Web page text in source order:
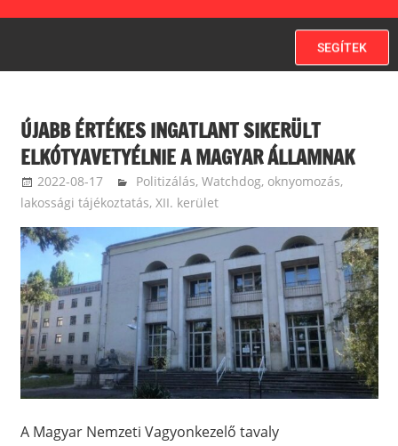
SEGÍTEK
ÚJABB ÉRTÉKES INGATLANT SIKERÜLT
ELKÓTYAVETYÉLNIE A MAGYAR ÁLLAMNAK
2022-08-17 ketfarkukutya
Politizálás, Watchdog, oknyomozás,
lakossági tájékoztatás, XII. kerület
A Magyar Nemzeti Vagyonkezelő tavaly